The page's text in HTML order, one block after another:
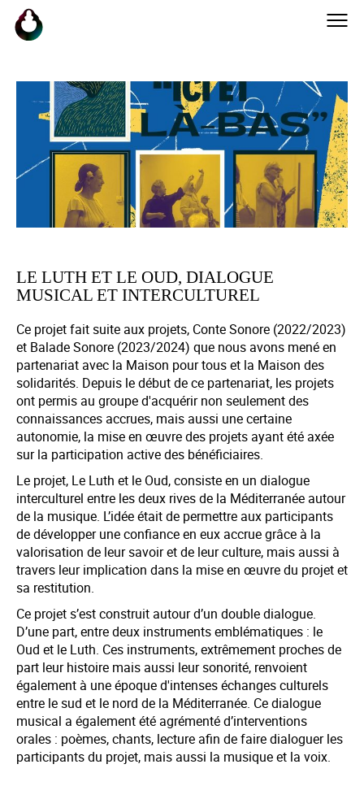
LE LUTH ET LE OUD, DIALOGUE
MUSICAL ET INTERCULTUREL
Ce projet fait suite aux projets, Conte Sonore (2022/2023)
et Balade Sonore (2023/2024) que nous avons mené en
partenariat avec la Maison pour tous et la Maison des
solidarités. Depuis le début de ce partenariat, les projets
ont permis au groupe d'acquérir non seulement des
connaissances accrues, mais aussi une certaine
autonomie, la mise en œuvre des projets ayant été axée
sur la participation active des bénéficiaires.
Le projet, Le Luth et le Oud, consiste en un dialogue
interculturel entre les deux rives de la Méditerranée autour
de la musique. L’idée était de permettre aux participants
de développer une confiance en eux accrue grâce à la
valorisation de leur savoir et de leur culture, mais aussi à
travers leur implication dans la mise en œuvre du projet et
sa restitution.
Ce projet s’est construit autour d’un double dialogue.
D’une part, entre deux instruments emblématiques : le
Oud et le Luth. Ces instruments, extrêmement proches de
part leur histoire mais aussi leur sonorité, renvoient
également à une époque d'intenses échanges culturels
entre le sud et le nord de la Méditerranée. Ce dialogue
musical a également été agrémenté d’interventions
orales : poèmes, chants, lecture afin de faire dialoguer les
participants du projet, mais aussi la musique et la voix.